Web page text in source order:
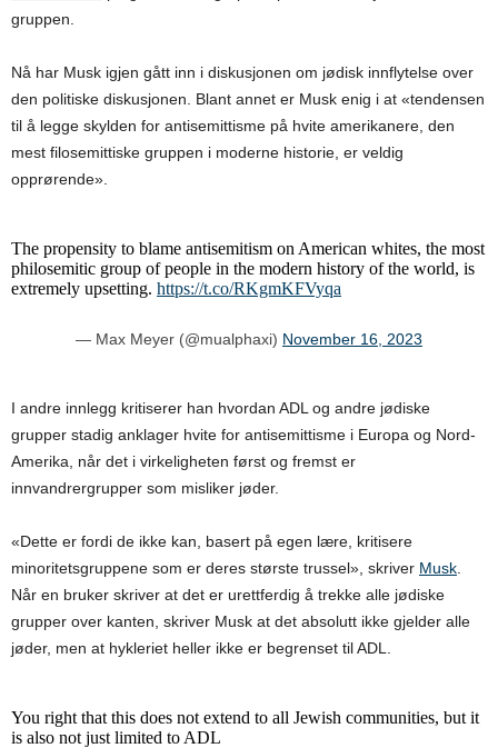
gruppen.
Nå har Musk igjen gått inn i diskusjonen om jødisk innflytelse over
den politiske diskusjonen. Blant annet er Musk enig i at «tendensen
til å legge skylden for antisemittisme på hvite amerikanere, den
mest filosemittiske gruppen i moderne historie, er veldig
opprørende».
The propensity to blame antisemitism on American whites, the most
philosemitic group of people in the modern history of the world, is
extremely upsetting. https://t.co/RKgmKFVyqa
— Max Meyer (@mualphaxi) November 16, 2023
I andre innlegg kritiserer han hvordan ADL og andre jødiske
grupper stadig anklager hvite for antisemittisme i Europa og Nord-
Amerika, når det i virkeligheten først og fremst er
innvandrergrupper som misliker jøder.
«Dette er fordi de ikke kan, basert på egen lære, kritisere
minoritetsgruppene som er deres største trussel», skriver Musk
Når en bruker skriver at det er urettferdig å trekke alle jødiske
grupper over kanten, skriver Musk at det absolutt ikke gjelder alle
jøder, men at hykleriet heller ikke er begrenset til ADL.
You right that this does not extend to all Jewish communities, but it
is also not just limited to ADL